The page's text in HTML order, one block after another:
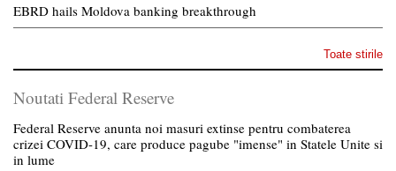
EBRD hails Moldova banking breakthrough
Toate stirile
Noutati Federal Reserve
Federal Reserve anunta noi masuri extinse pentru combaterea
crizei COVID-19, care produce pagube "imense" in Statele Unite si
in lume